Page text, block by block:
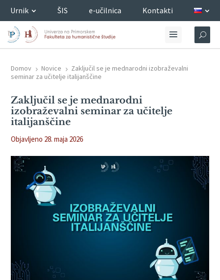
Urnik ŠIS e-učilnica Kontakti
Domov 5 Novice 5 Zaključil se je mednarodni izobraževalni
seminar za učitelje italijanščine
Zaključil se je mednarodni
izobraževalni seminar za učitelje
italijanščine
Objavljeno 28. maja 2026